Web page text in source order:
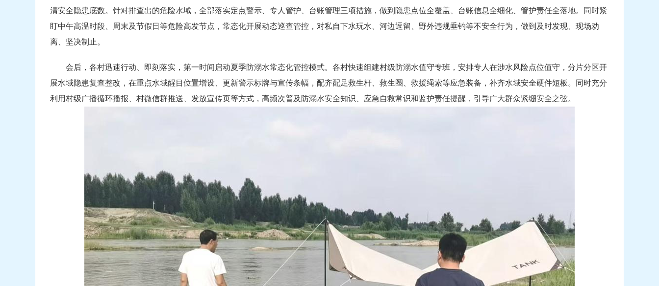
清安全隐患底数。针对排查出的危险水域，全部落实定点警示、专人管护、台账管理三项措施，做到隐患点位全覆盖、台账信息全细化、管护责任全落地。同时紧
盯中午高温时段、周末及节假日等危险高发节点，常态化开展动态巡查管控，对私自下水玩水、河边逗留、野外违规垂钓等不安全行为，做到及时发现、现场劝
离、坚决制止。
会后，各村迅速行动、即刻落实，第一时间启动夏季防溺水常态化管控模式。各村快速组建村级防溺水值守专班，安排专人在涉水风险点位值守，分片分区开
展水域隐患复查整改，在重点水域醒目位置增设、更新警示标牌与宣传条幅，配齐配足救生杆、救生圈、救援绳索等应急装备，补齐水域安全硬件短板。同时充分
利用村级广播循环播报、村微信群推送、发放宣传页等方式，高频次普及防溺水安全知识、应急自救常识和监护责任提醒，引导广大群众紧绷安全之弦。